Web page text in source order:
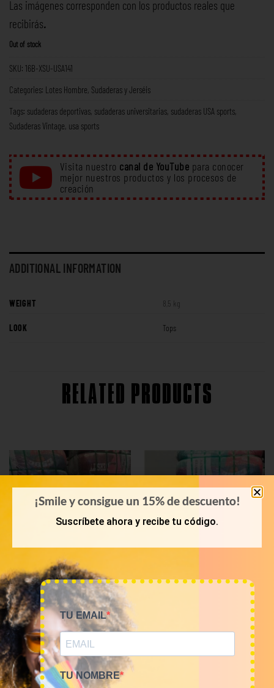
Las imágenes corresponden con los productos reales que
recibirás.
Out of stock
SKU: 16B-XSU-USA141
Categories: Lotes Hombre Sudaderas y Jerséis
Tags: sudaderas deportivas sudaderas universitarias sudaderas USA sports
Sudaderas Vintage usa sports
Visita nuestro canal de YouTube para conocer
mejor nuestros productos y los procesos de
creación
ADDITIONAL INFORMATION
WEIGHT 8,5 kg
LOOK Tops
RELATED PRODUCTS
PRIMAVERA-VERANO
Bala 45kg sudaderas USA
Sports 18€/kg
810,00€ (sin IVA)
Bala 45kg camisetas USA
720,00€ (sin IVA)
¡Smile y consigue un 15% de descuento!
Suscríbete ahora y recibe tu código.
TU EMAIL
TU NOMBRE